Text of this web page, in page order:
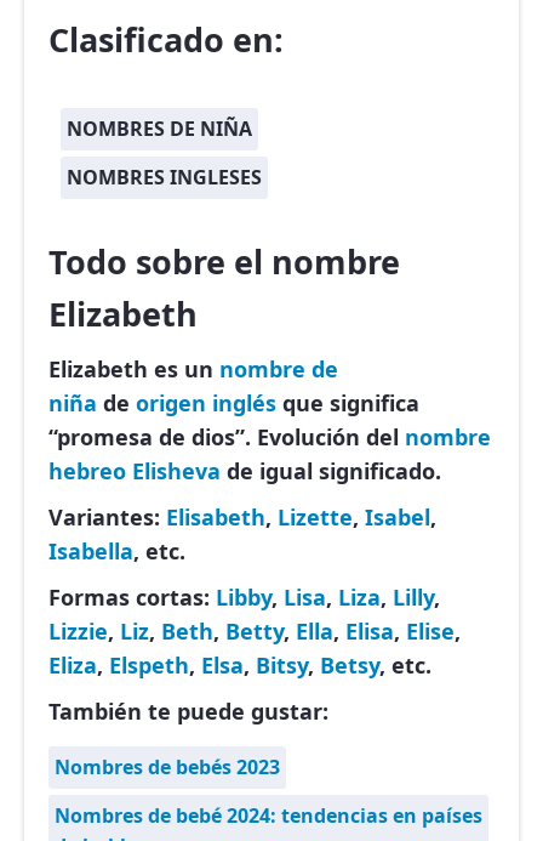
Clasificado en:
NOMBRES DE NIÑA
NOMBRES INGLESES
Todo sobre el nombre
Elizabeth
Elizabeth es un nombre de
niña de origen inglés que significa
“promesa de dios”. Evolución del nombre
hebreo Elisheva de igual significado.
Variantes: Elisabeth, Lizette, Isabel,
Isabella, etc.
Formas cortas: Libby, Lisa, Liza, Lilly,
Lizzie, Liz, Beth, Betty, Ella, Elisa, Elise,
Eliza, Elspeth, Elsa, Bitsy, Betsy, etc.
También te puede gustar:
Nombres de bebés 2023
Nombres de bebé 2024: tendencias en países